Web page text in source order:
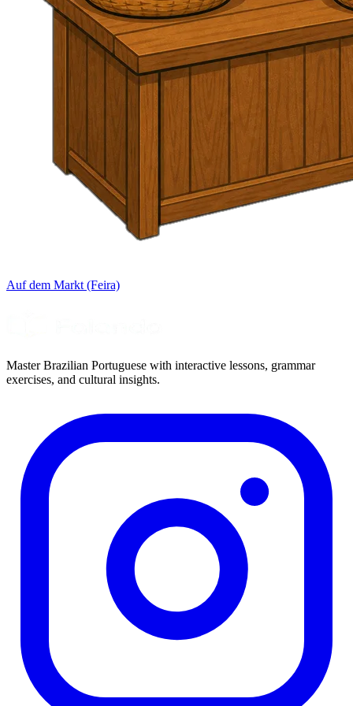
Auf dem Markt (Feira)
Master Brazilian Portuguese with interactive lessons, grammar
exercises, and cultural insights.